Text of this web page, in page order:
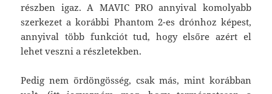
részben igaz. A MAVIC PRO annyival komolyabb
szerkezet a korábbi Phantom 2-es drónhoz képest,
annyival több funkciót tud, hogy elsőre azért el
lehet veszni a részletekben.
Pedig nem ördöngösség, csak más, mint korábban